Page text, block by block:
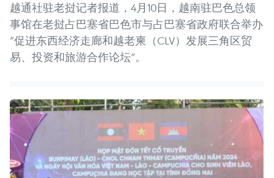
越通社驻老挝记者报道，4月10日，越南驻巴色总领
事馆在老挝占巴塞省巴色市与占巴塞省政府联合举办
“促进东西经济走廊和越老柬（CLV）发展三角区贸
易、投资和旅游合作论坛”。